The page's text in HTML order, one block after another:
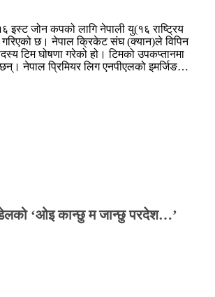
इस्ट जोन कपको लागि नेपाली यु(१६ राष्ट्रिय
गरिएको छ। नेपाल क्रिकेट संघ (क्यान)ले विपिन
टिम घोषणा गरेको हो। टिमको उपकप्तानमा
छन्। नेपाल प्रिमियर लिग एनपीएलको इमर्जिङ…
‘ओइ कान्छु म जान्छु परदेश…’